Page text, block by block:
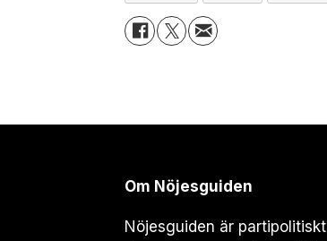
Om Nöjesguiden
Nöjesguiden är partipolitiskt